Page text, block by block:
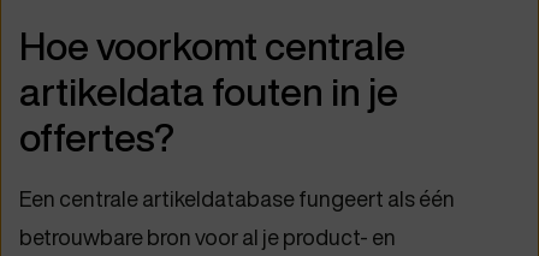
Hoe voorkomt centrale
artikeldata fouten in je
offertes?
Een centrale artikeldatabase fungeert als één
betrouwbare bron voor al je product- en